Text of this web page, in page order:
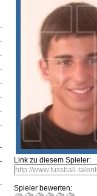
Link zu diesem Spieler:
Spieler bewerten: